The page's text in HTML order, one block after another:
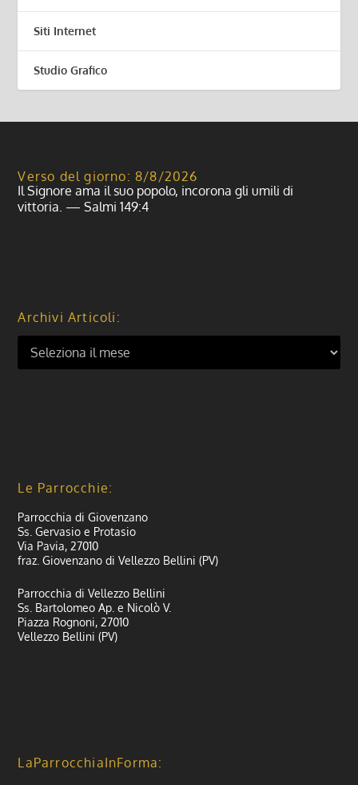
Siti Internet
Studio Grafico
Verso del giorno: 8/8/2026
Il Signore ama il suo popolo, incorona gli umili di
vittoria. — Salmi 149:4
Archivi Articoli:
Le Parrocchie:
Parrocchia di Giovenzano
Ss. Gervasio e Protasio
Via Pavia, 27010
fraz. Giovenzano di Vellezzo Bellini (PV)
Parrocchia di Vellezzo Bellini
Ss. Bartolomeo Ap. e Nicolò V.
Piazza Rognoni, 27010
Vellezzo Bellini (PV)
LaParrocchiaInForma: